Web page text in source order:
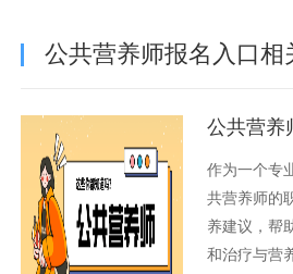
公共营养师报名入口相
公共营养
作为一个专
共营养师的
养建议，帮
和治疗与营